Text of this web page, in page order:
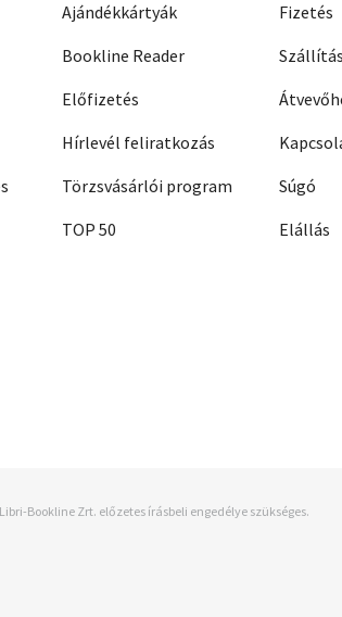
Ajándékkártyák
Bookline Reader
Előfizetés
Hírlevél feliratkozás
Törzsvásárlói program
TOP 50
Fizetés
Szállítás
Súgó
Elállás
Bookline Zrt. előzetes írásbeli engedélye szükséges.